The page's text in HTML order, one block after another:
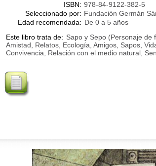
ISBN: 978-84-9122-382-5
Seleccionado por: Fundación Germán
Edad recomendada: De 0 a 5 años
Este libro trata de: Sapo y Sepo (Personaje de
Amistad, Relatos, Ecología, Amigos, Sapos,
Convivencia, Relación con el medio natural,